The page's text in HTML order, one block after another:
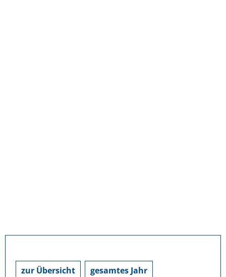
zur Übersicht gesamtes Jahr